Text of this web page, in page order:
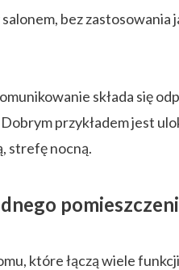
bez
składa się
przykładem jest
strefę nocną.
które łączą wiele